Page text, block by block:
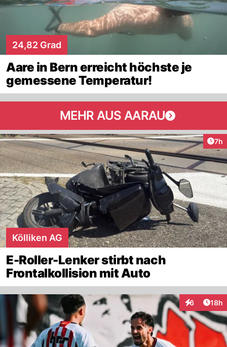
24,82 Grad
Aare in Bern erreicht höchste je
gemessene Temperatur!
MEHR AUS AARAU
7h
Kölliken AG
E-Roller-Lenker stirbt nach
Frontalkollision mit Auto
6
Interaktionen
18h